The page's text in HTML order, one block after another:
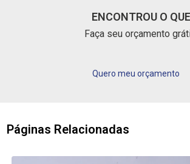
ENCONTROU O
Faça seu orçamento
Quero meu orçamento
Páginas Relacionadas